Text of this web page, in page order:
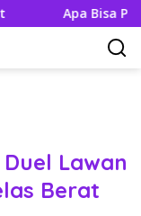
Apa Bisa Pabrik
Lawan
Berat